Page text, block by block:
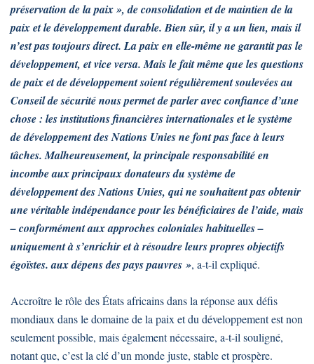
préservation de la paix », de consolidation et de maintien de la
paix et le développement durable. Bien sûr, il y a un lien, mais il
n’est pas toujours direct. La paix en elle-même ne garantit pas le
développement, et vice versa. Mais le fait même que les questions
de paix et de développement soient régulièrement soulevées au
Conseil de sécurité nous permet de parler avec confiance d’une
chose : les institutions financières internationales et le système
de développement des Nations Unies ne font pas face à leurs
tâches. Malheureusement, la principale responsabilité en
incombe aux principaux donateurs du système de
développement des Nations Unies, qui ne souhaitent pas obtenir
une véritable indépendance pour les bénéficiaires de l’aide, mais
– conformément aux approches coloniales habituelles –
uniquement à s’enrichir et à résoudre leurs propres objectifs
égoïstes. aux dépens des pays pauvres », a-t-il expliqué.
Accroître le rôle des États africains dans la réponse aux défis
mondiaux dans le domaine de la paix et du développement est non
seulement possible, mais également nécessaire, a-t-il souligné,
notant que, c’est la clé d’un monde juste, stable et prospère.